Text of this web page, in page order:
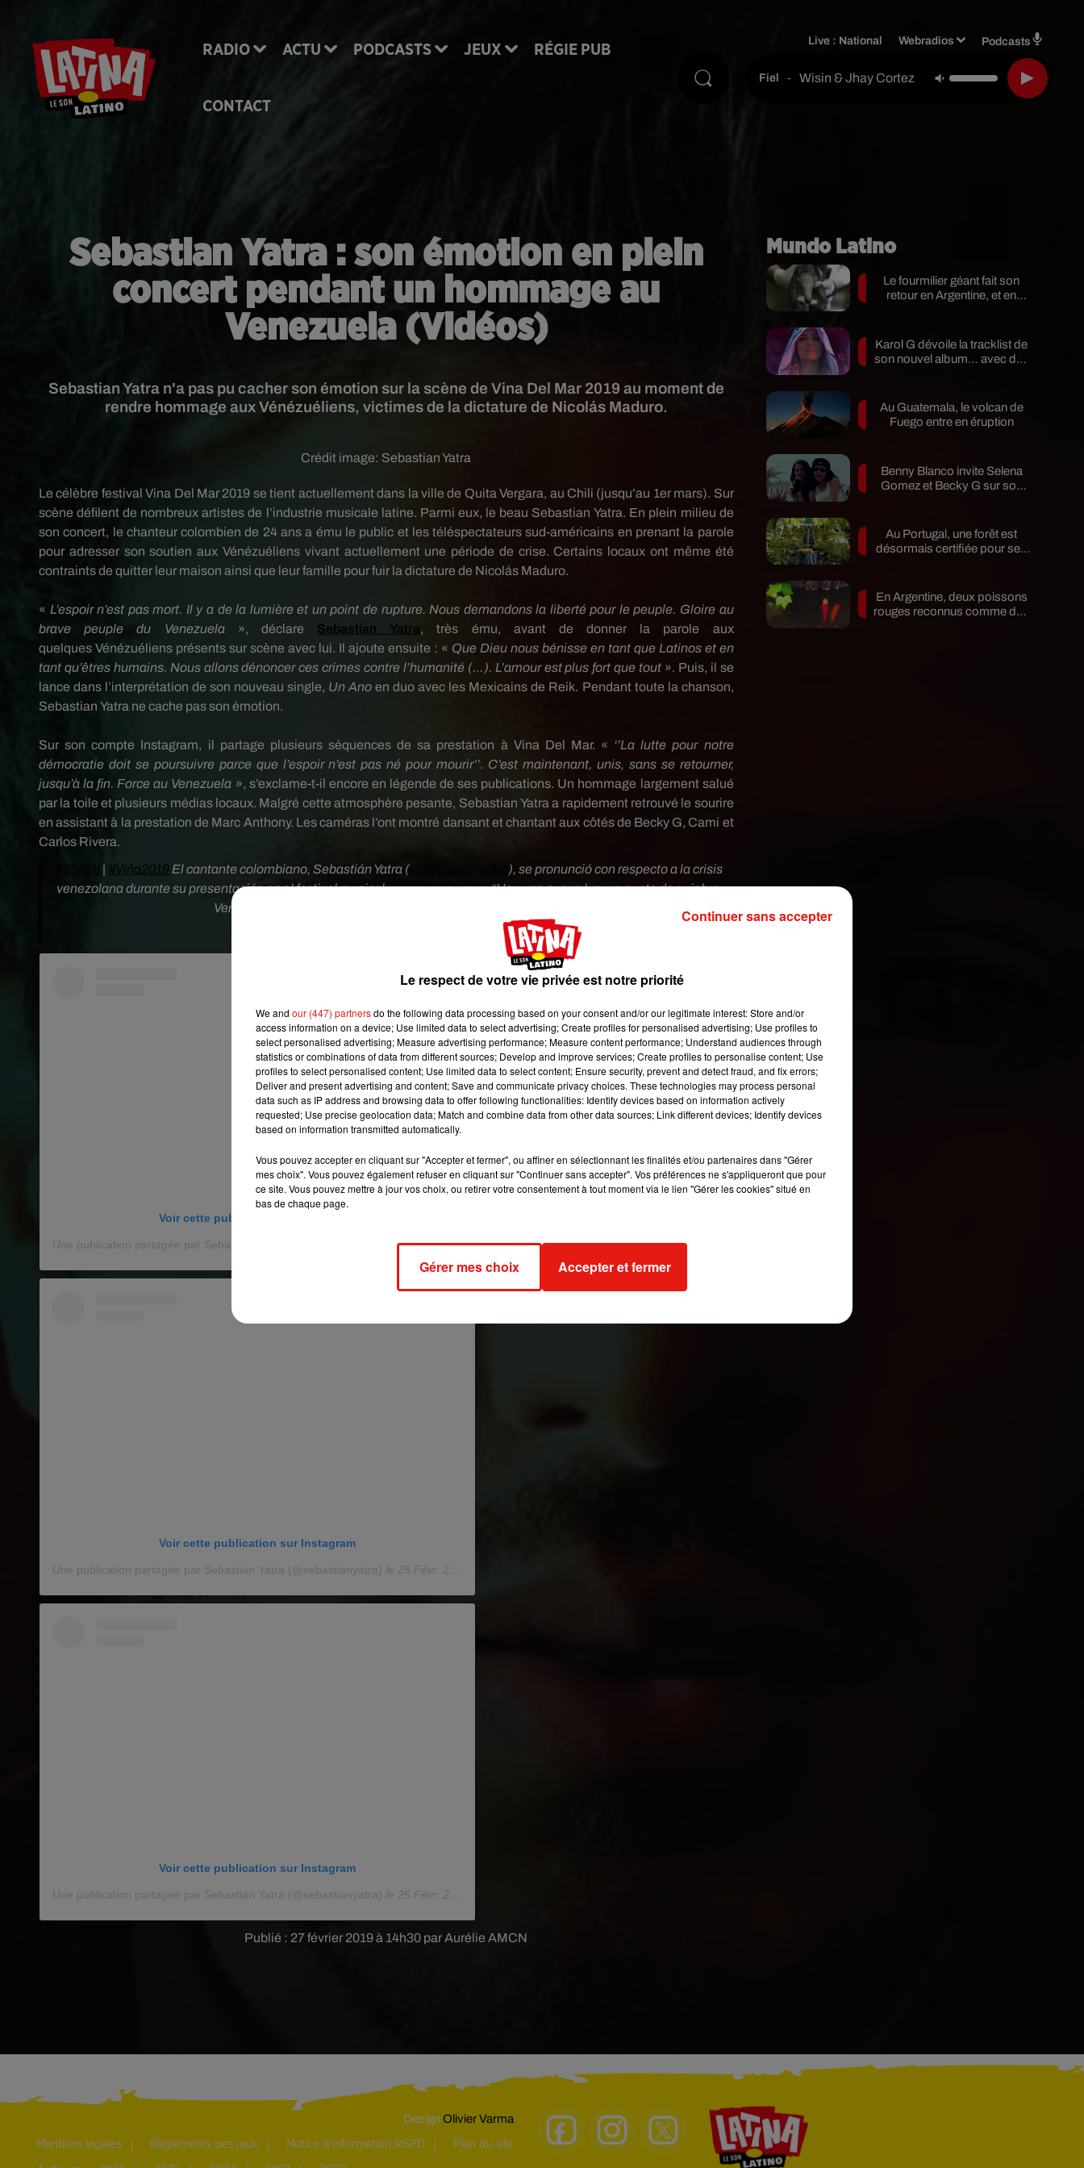
RADIO ACTU PODCASTS JEUX RÉGIE PUB
CONTACT
Live : National Webradios Podcasts
Fiel - Wisin & Jhay Cortez & Los Legendarios
Sebastian Yatra : son émotion en plein
concert pendant un hommage au
Venezuela (Vidéos)
Publié : 27 février 2019 à 14h30 par Aurélie AMCN
Sebastian Yatra n'a pas pu cacher son émotion sur la scène de Vina Del Mar 2019 au moment de
rendre hommage aux Vénézuéliens, victimes de la dictature de Nicolás Maduro.
Crédit image: Sebastian Yatra
Le célèbre festival Vina Del Mar 2019 se tient actuellement dans la ville de Quita Vergara, au Chili (jusqu’au 1er mars). Sur
scène défilent de nombreux artistes de l’industrie musicale latine. Parmi eux, le beau Sebastian Yatra. En plein milieu de
son concert, le chanteur colombien de 24 ans a ému le public et les téléspectateurs sud-américains en prenant la parole
pour adresser son soutien aux Vénézuéliens vivant actuellement une période de crise. Certains locaux ont même été
contraints de quitter leur maison ainsi que leur famille pour fuir la dictature de Nicolás Maduro.
« L’espoir n’est pas mort. Il y a de la lumière et un point de rupture. Nous demandons la liberté pour le peuple. Gloire au
brave peuple du Venezuela», déclare Sebastian Yatra, très ému, avant de donner la parole aux
quelques Vénézuéliens présents sur scène avec lui. Il ajoute ensuite : « Que Dieu nous bénisse en tant que Latinos et en
tant qu’êtres humains. Nous allons dénoncer ces crimes contre l’humanité (…). L’amour est plus fort que tout ». Puis, il se
lance dans l’interprétation de son nouveau single, Un Ano en duo avec les Mexicains de Reik. Pendant toute la chanson,
Sebastian Yatra ne cache pas son émotion.
Sur son compte Instagram, il partage plusieurs séquences de sa prestation à Vina Del Mar. « ‘’La lutte pour notre
démocratie doit se poursuivre parce que l’espoir n’est pas né pour mourir’’. C’est maintenant, unis, sans se retourner,
jusqu’à la fin. Force au Venezuela », s’exclame-t-il encore en légende de ses publications. Un hommage largement salué
par la toile et plusieurs médias locaux. Malgré cette atmosphère pesante, Sebastian Yatra a rapidement retrouvé le sourire
en assistant à la prestation de Marc Anthony. Les caméras l’ont montré dansant et chantant aux côtés de Becky G, Cami et
Carlos Rivera.
| #Viña2019 El cantante colombiano, Sebastián Yatra (
), se pronunció con respecto a la crisis
venezolana durante su presentación en el festival musical#ViñadelMar2019“Hay una nueva luz, un punto de quiebre.
Venezuela, ni un paso atrás, dijo.
Voir cette publication sur Instagram
Une publication partagée par Sebastian Yatra (@sebastianyatra) le25 Févr. 2019 à 5 :49 PST
Voir cette publication sur Instagram
Une publication partagée par Sebastian Yatra (@sebastianyatra) le 25 Févr. 2019 à 6 :01 PST
Voir cette publication sur Instagram
Une publication partagée par Sebastian Yatra (@sebastianyatra) le 25 Févr. 2019 à 6 :20 PST
Mundo Latino
Le fourmilier géant fait son
retour en Argentine, et en
Karol G dévoile la tracklist de
son nouvel album… avec des
Au Guatemala, le volcan de
Fuego entre en éruption
Benny Blanco invite Selena
Gomez et Becky G sur son
Au Portugal, une forêt est
désormais certifiée pour ses
En Argentine, deux poissons
rouges reconnus comme des
DesignOlivier Varma
Mentions légales Règlements des jeux Notice d’information RGPD Plan du site
Le respect de votre vie privée est notre priorité
We and our (447) partnersdo the following data processing based on your consent and/or our legitimate interest: Store and/or
access information on a device; Use limited data to select advertising; Create profiles for personalised advertising; Use profiles to
select personalised advertising; Measure advertising performance; Measure content performance; Understand audiences through
statistics or combinations of data from different sources; Develop and improve services; Create profiles to personalise content; Use
profiles to select personalised content; Use limited data to select content; Ensure security, prevent and detect fraud, and fix errors;
Deliver and present advertising and content; Save and communicate privacy choices. These technologies may process personal
data such as IP address and browsing data to offer following functionalities: Identify devices based on information actively
requested; Use precise geolocation data; Match and combine data from other data sources; Link different devices; Identify devices
based on information transmitted automatically.
Vous pouvez accepter en cliquant sur "Accepter et fermer", ou affiner en sélectionnant les finalités et/ou partenaires dans "Gérer
mes choix". Vous pouvez également refuser en cliquant sur "Continuer sans accepter". Vos préférences ne s'appliqueront que pour
ce site. Vous pouvez mettre à jour vos choix, ou retirer votre consentement à tout moment via le lien "Gérer les cookies" situé en
bas de chaque page.
Gérer mes choix Accepter et fermer
Continuer sans accepter